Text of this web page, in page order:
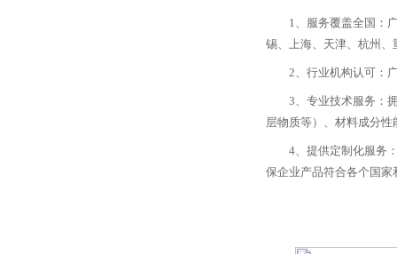
1、服务覆盖全国：
锡、上海、天津、杭州
2、行业机构认可：
3、专业技术服务：
层物质等）、材料成分
4、提供定制化服务
保企业产品符合各个国